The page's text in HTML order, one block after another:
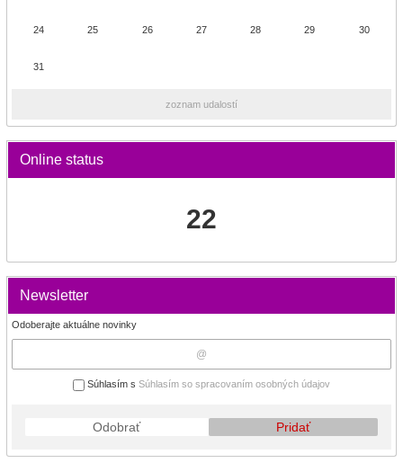
24 25 26 27 28 29 30
31
zoznam udalostí
Online status
22
Newsletter
Odoberajte aktuálne novinky
Súhlasím s Súhlasím so spracovaním osobných údajov
Odobrať Pridať